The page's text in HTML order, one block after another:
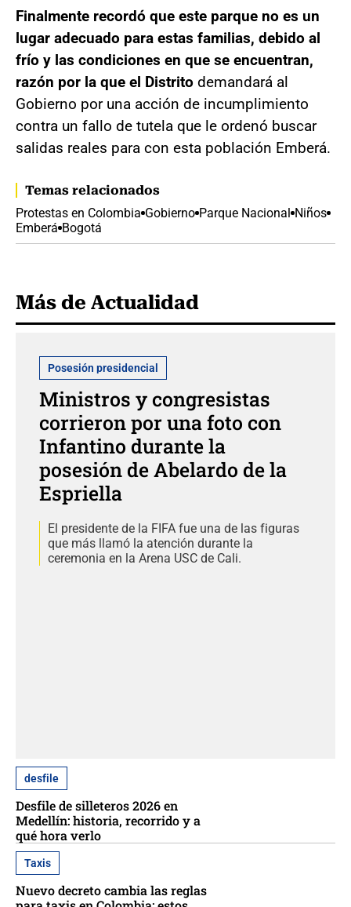
Finalmente recordó que este parque no es un
lugar adecuado para estas familias, debido al
frío y las condiciones en que se encuentran,
razón por la que el Distrito demandará al
Gobierno por una acción de incumplimiento
contra un fallo de tutela que le ordenó buscar
salidas reales para con esta población Emberá.
Temas relacionados
Protestas en Colombia Gobierno Parque Nacional Niños
Emberá Bogotá
Más de Actualidad
Posesión presidencial
Ministros y congresistas
corrieron por una foto con
Infantino durante la
posesión de Abelardo de la
Espriella
El presidente de la FIFA fue una de las figuras
que más llamó la atención durante la
ceremonia en la Arena USC de Cali.
desfile
Desfile de silleteros 2026 en
Medellín: historia, recorrido y a
qué hora verlo
Taxis
Nuevo decreto cambia las reglas